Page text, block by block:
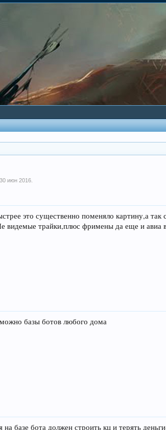
30 июн 2016
это существенно поменяло картину,а
трайки,плюс фримены да еще и авиа
базы ботов любого дома
базе бота должен строить кц и терять